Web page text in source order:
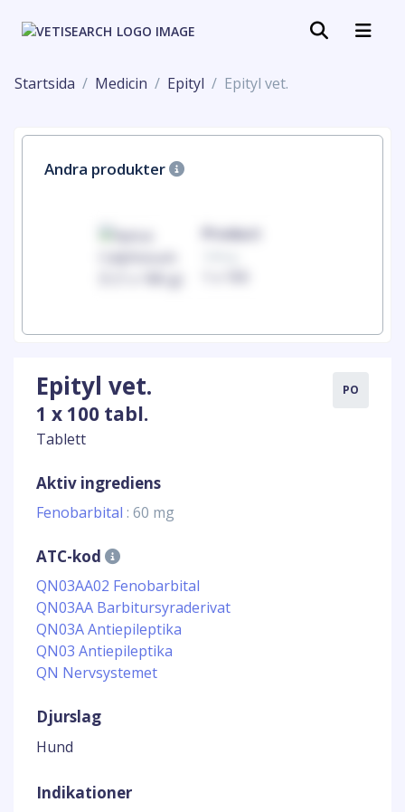
Startsida Medicin Epityl Epityl vet.
Andra produkter
Product
Epityl vet.
1 x 100 tabl.
Tablett
PO
Aktiv ingrediens
Fenobarbital : 60 mg
ATC-kod
QN03AA02 Fenobarbital
QN03AA Barbitursyraderivat
QN03A Antiepileptika
QN03 Antiepileptika
QN Nervsystemet
Djurslag
Hund
Indikationer